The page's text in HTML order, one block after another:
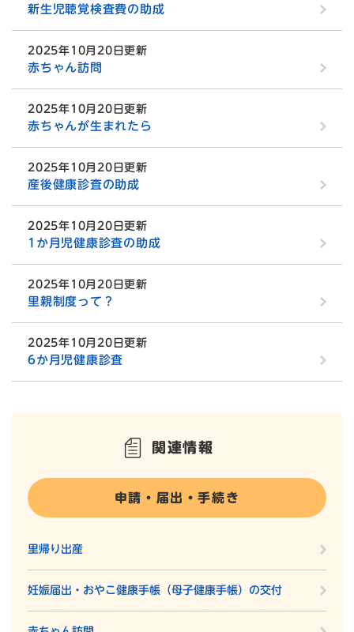
新生児聴覚検査費の助成
2025年10月20日更新
赤ちゃん訪問
2025年10月20日更新
赤ちゃんが生まれたら
2025年10月20日更新
産後健康診査の助成
2025年10月20日更新
1か月児健康診査の助成
2025年10月20日更新
里親制度って？
2025年10月20日更新
6か月児健康診査
関連情報
申請・届出・手続き
里帰り出産
妊娠届出・おやこ健康手帳（母子健康手帳）の交付